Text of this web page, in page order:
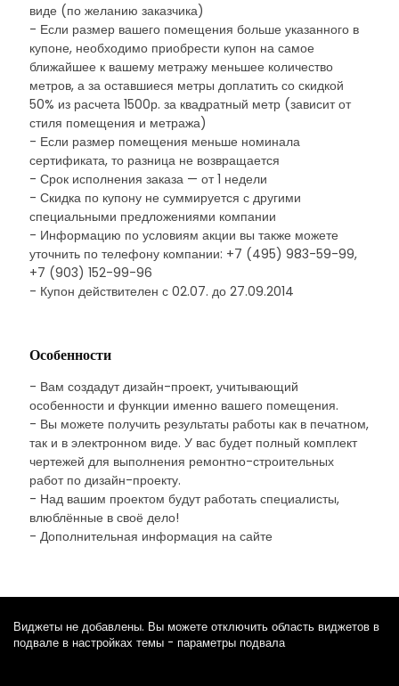
виде (по желанию заказчика)
- Если размер вашего помещения больше указанного в
купоне, необходимо приобрести купон на самое
ближайшее к вашему метражу меньшее количество
метров, а за оставшиеся метры доплатить со скидкой
50% из расчета 1500р. за квадратный метр (зависит от
стиля помещения и метража)
- Если размер помещения меньше номинала
сертификата, то разница не возвращается
- Срок исполнения заказа — от 1 недели
- Скидка по купону не суммируется с другими
специальными предложениями компании
- Информацию по условиям акции вы также можете
уточнить по телефону компании: +7 (495) 983-59-99,
+7 (903) 152-99-96
- Купон действителен с 02.07. до 27.09.2014
Особенности
- Вам создадут дизайн-проект, учитывающий
особенности и функции именно вашего помещения.
- Вы можете получить результаты работы как в печатном,
так и в электронном виде. У вас будет полный комплект
чертежей для выполнения ремонтно-строительных
работ по дизайн-проекту.
- Над вашим проектом будут работать специалисты,
влюблённые в своё дело!
- Дополнительная информация на сайте
Виджеты не добавлены. Вы можете отключить область виджетов в
подвале в настройках темы - параметры подвала